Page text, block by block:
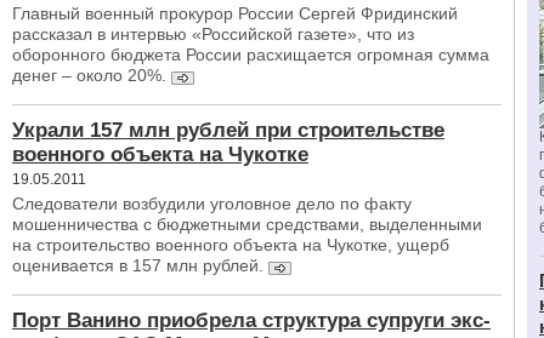
Главный военный прокурор России Сергей Фридинский
рассказал в интервью «Российской газете», что из
оборонного бюджета России расхищается огромная сумма
денег – около 20%.
Украли 157 млн рублей при строительстве
военного объекта на Чукотке
19.05.2011
Следователи возбудили уголовное дело по факту
мошенничества с бюджетными средствами, выделенными
на строительство военного объекта на Чукотке, ущерб
оценивается в 157 млн рублей.
Порт Ванино приобрела структура супруги экс-